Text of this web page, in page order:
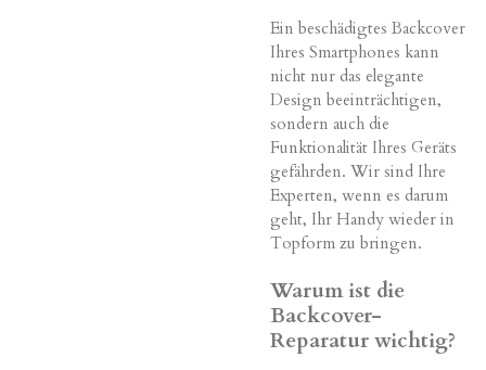
Ein beschädigtes Backcover
Ihres Smartphones kann
nicht nur das elegante
Design beeinträchtigen,
sondern auch die
Funktionalität Ihres Geräts
gefährden. Wir sind Ihre
Experten, wenn es darum
geht, Ihr Handy wieder in
Topform zu bringen.
Warum ist die
Backcover-
Reparatur wichtig?